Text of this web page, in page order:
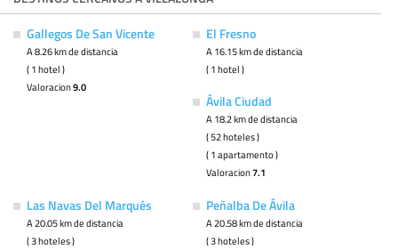
Gallegos De San Vicente
A 8.26 km de distancia
( 1 hotel )
Valoracion9.0
El Fresno
A 16.15 km de distancia
( 1 hotel )
Ávila Ciudad
A 18.2 km de distancia
( 52 hoteles )
( 1 apartamento )
Valoracion7.1
Las Navas Del Marqués
A 20.05 km de distancia
( 3 hoteles )
Peñalba De Ávila
A 20.58 km de distancia
( 3 hoteles )